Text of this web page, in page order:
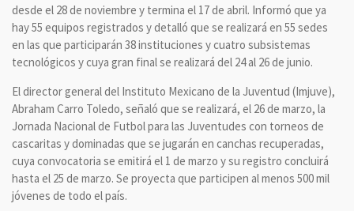
desde el 28 de noviembre y termina el 17 de abril. Informó que ya
hay 55 equipos registrados y detalló que se realizará en 55 sedes
en las que participarán 38 instituciones y cuatro subsistemas
tecnológicos y cuya gran final se realizará del 24 al 26 de junio.
El director general del Instituto Mexicano de la Juventud (Imjuve),
Abraham Carro Toledo, señaló que se realizará, el 26 de marzo, la
Jornada Nacional de Futbol para las Juventudes con torneos de
cascaritas y dominadas que se jugarán en canchas recuperadas,
cuya convocatoria se emitirá el 1 de marzo y su registro concluirá
hasta el 25 de marzo. Se proyecta que participen al menos 500 mil
jóvenes de todo el país.